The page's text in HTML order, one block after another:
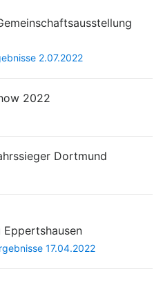
2.07.2022
2022
Dortmund
Eppertshausen
17.04.2022